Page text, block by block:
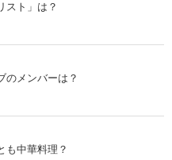
スト」は？
のメンバーは？
も中華料理？